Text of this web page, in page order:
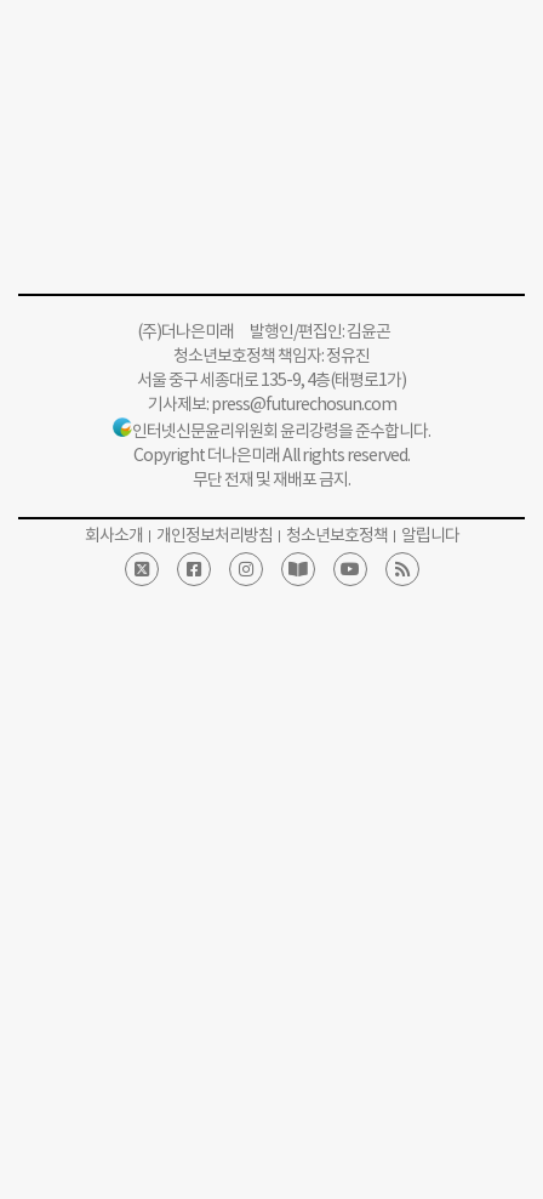
(주)더나은미래 발행인/편집인: 김윤곤
청소년보호정책 책임자: 정유진
서울 중구 세종대로 135-9, 4층(태평로1가)
기사제보:press@futurechosun.com
인터넷신문윤리위원회 윤리강령을 준수합니다.
Copyright 더나은미래 All rights reserved.
무단 전재 및 재배포 금지.
회사소개 개인정보처리방침 청소년보호정책 알립니다